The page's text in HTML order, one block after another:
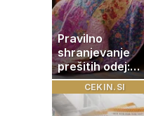
Pravilno
shranjevanje
prešitih odej:
Kako ohraniti
družinsko
dediščino
CEKIN.SI